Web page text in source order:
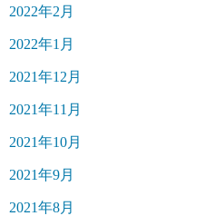
2022年2月
2022年1月
2021年12月
2021年11月
2021年10月
2021年9月
2021年8月